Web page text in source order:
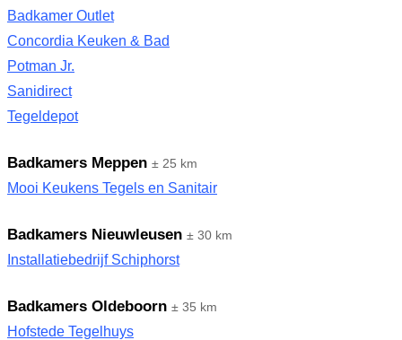
Badkamer Outlet
Concordia Keuken & Bad
Potman Jr.
Sanidirect
Tegeldepot
Badkamers Meppen ± 25 km
Mooi Keukens Tegels en Sanitair
Badkamers Nieuwleusen ± 30 km
Installatiebedrijf Schiphorst
Badkamers Oldeboorn ± 35 km
Hofstede Tegelhuys